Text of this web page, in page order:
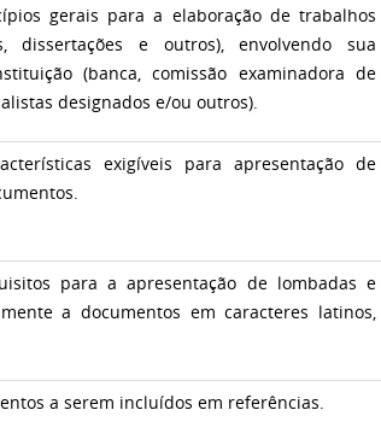
gerais para a elaboração de trabalhos
dissertações e outros), envolvendo sua
(banca, comissão examinadora de
designados e/ou outros).
exigíveis para apresentação de
para a apresentação de lombadas e
a documentos em caracteres latinos,
a serem incluídos em referências.